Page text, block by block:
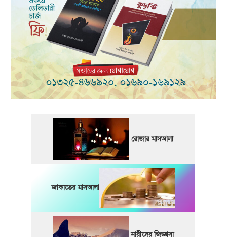
রোজার মাসআলা
জাকাতের মাসআলা
নারীদের জিজ্ঞাসা